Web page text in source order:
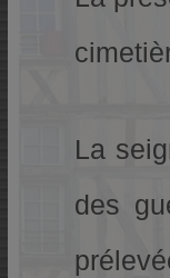
La
des